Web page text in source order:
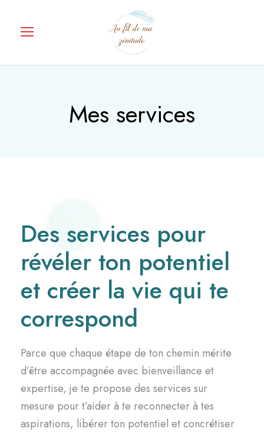
Mes services
Des services pour
révéler ton potentiel
et créer la vie qui te
correspond
Parce que chaque étape de ton chemin mérite
d’être accompagnée avec bienveillance et
expertise, je te propose des services sur
mesure pour t’aider à te reconnecter à tes
aspirations, libérer ton potentiel et concrétiser